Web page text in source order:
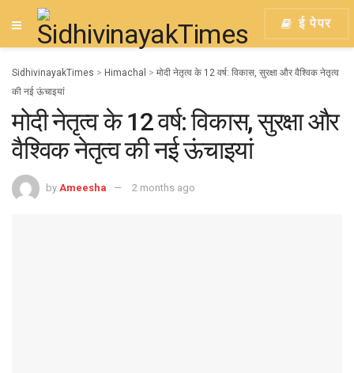
ई पेपर
SidhivinayakTimes > Himachal > मोदी नेतृत्व के 12 वर्ष: विकास, सुरक्षा और वैश्विक नेतृत्व
की नई ऊंचाइयां
मोदी नेतृत्व के 12 वर्ष: विकास, सुरक्षा और
वैश्विक नेतृत्व की नई ऊंचाइयां
by Ameesha 2 months ago